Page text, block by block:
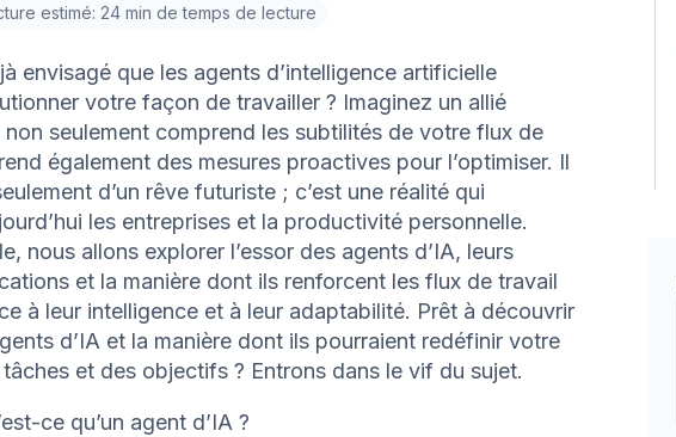
estimé: 24 min de temps de lecture
envisagé que les agents d’intelligence artificielle
votre façon de travailler ? Imaginez un allié
non seulement comprend les subtilités de votre flux de
également des mesures proactives pour l’optimiser. Il
d’un rêve futuriste ; c’est une réalité qui
les entreprises et la productivité personnelle.
nous allons explorer l’essor des agents d’IA, leurs
et la manière dont ils renforcent les flux de travail
à leur intelligence et à leur adaptabilité. Prêt à découvrir
d’IA et la manière dont ils pourraient redéfinir votre
et des objectifs ? Entrons dans le vif du sujet.
ce qu’un agent d’IA ?